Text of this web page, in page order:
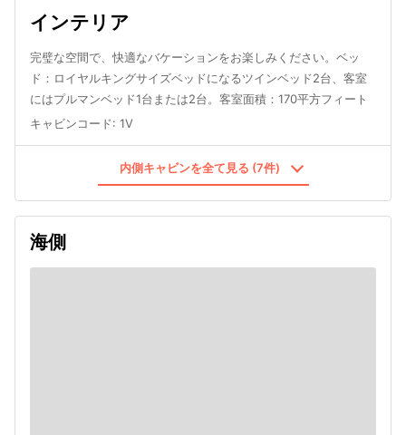
インテリア
完璧な空間で、快適なバケーションをお楽しみください。ベッ
ド：ロイヤルキングサイズベッドになるツインベッド2台、客室
にはプルマンベッド1台または2台。客室面積：170平方フィート
キャビンコード: 1V
内側キャビンを全て見る (7件)
海側